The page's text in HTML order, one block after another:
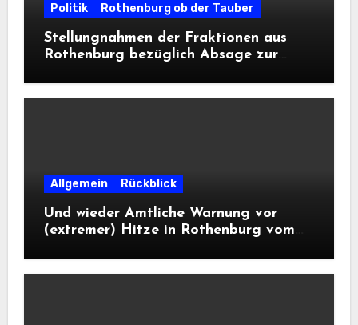
Politik Rothenburg ob der Tauber
Stellungnahmen der Fraktionen aus
Rothenburg bezüglich Absage zur
Allgemein Rückblick
Und wieder Amtliche Warnung vor
(extremer) Hitze in Rothenburg vom